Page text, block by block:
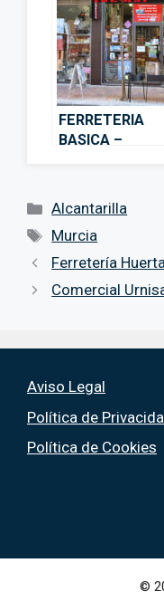
FERRETERIA
BASICA –
Categorías
Alcantarilla
Etiquetas
Murcia
Ferretería
Comercial
Aviso Legal
Política de
Política de Cookies
©